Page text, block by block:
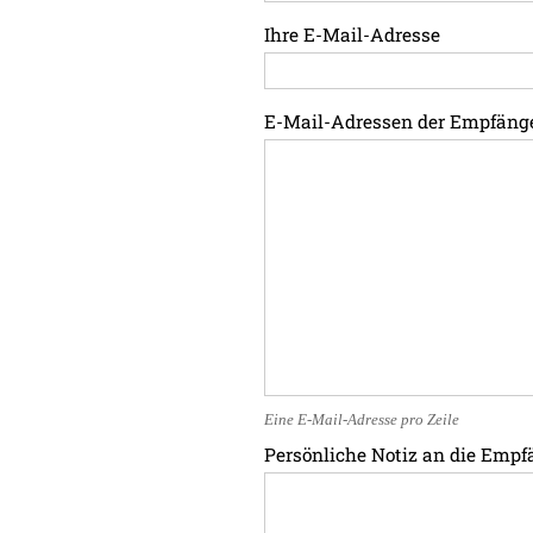
Ihre E-Mail-Adresse
E-Mail-Adressen der
Eine E-Mail-Adresse pro Zeile
Persönliche Notiz an die